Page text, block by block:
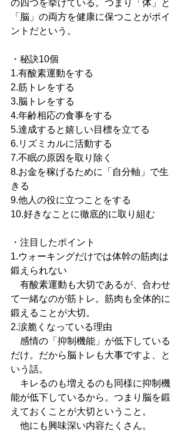
の四つを挙げている。つまり「体」と
「脳」の両方を健康に保つことがポイ
ントだという。
・秘訣10個
1.有酸素運動をする
2.筋トレをする
3.脳トレをする
4.年齢相応の食事をする
5.達成すると嬉しい目標を立てる
6.リズミカルに活動する
7.不眠の原因を取り除く
8.お金を稼げるために「自分軸」で生
きる
9.他人の役に立つことをする
10.好きなことに徹底的に取り組む
・注目したポイント
1.ウォーキングだけでは体幹の筋肉は
鍛えられない
有酸素運動も大切であるが、合わせ
て一緒なのが筋トレ。筋肉も全体的に
鍛えることが大切。
2.涙脆くなっている理由
感情の「抑制機能」が低下している
だけ。だから脳トレも大事ですよ、と
いう話。
キレるのも増えるのも同様に抑制機
能が低下しているから。つまり脳を鍛
えておくことが大切ということ。
他にも興味深い内容たくさん。